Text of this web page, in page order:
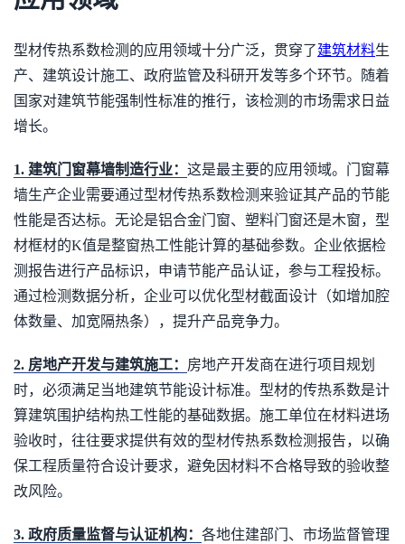
型材传热系数检测的应用领域十分广泛，贯穿了建筑材料生
产、建筑设计施工、政府监管及科研开发等多个环节。随着
国家对建筑节能强制性标准的推行，该检测的市场需求日益
增长。
1. 建筑门窗幕墙制造行业： 这是最主要的应用领域。门窗幕
墙生产企业需要通过型材传热系数检测来验证其产品的节能
性能是否达标。无论是铝合金门窗、塑料门窗还是木窗，型
材框材的K值是整窗热工性能计算的基础参数。企业依据检
测报告进行产品标识，申请节能产品认证，参与工程投标。
通过检测数据分析，企业可以优化型材截面设计（如增加腔
体数量、加宽隔热条），提升产品竞争力。
2. 房地产开发与建筑施工： 房地产开发商在进行项目规划
时，必须满足当地建筑节能设计标准。型材的传热系数是计
算建筑围护结构热工性能的基础数据。施工单位在材料进场
验收时，往往要求提供有效的型材传热系数检测报告，以确
保工程质量符合设计要求，避免因材料不合格导致的验收整
改风险。
3. 政府质量监督与认证机构： 各地住建部门、市场监督管理